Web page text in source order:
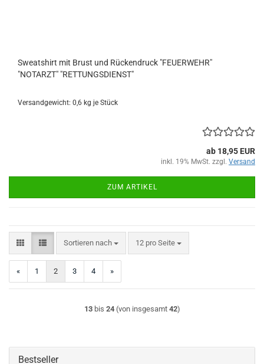
Sweatshirt mit Brust und Rückendruck "FEUERWEHR"
"NOTARZT" "RETTUNGSDIENST"
Versandgewicht: 0,6 kg je Stück
ab 18,95 EUR
inkl. 19% MwSt. zzgl. Versand
ZUM ARTIKEL
Sortieren nach
Sortieren nach 12 pro Seite
pro Seite
« 1 2 3 4 »
13bis 24(von insgesamt 42)
Bestseller